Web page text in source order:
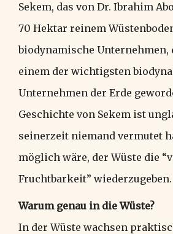
Sekem, das von Dr. Ibrahim
70 Hektar reinem
biodynamische Unternehmen,
einem der wichtigsten
Unternehmen der Erde
Geschichte von Sekem ist
seinerzeit niemand vermutet
möglich wäre, der Wüste die
Fruchtbarkeit” wiederzugeben.
Warum genau in die Wüste?
In der Wüste wachsen